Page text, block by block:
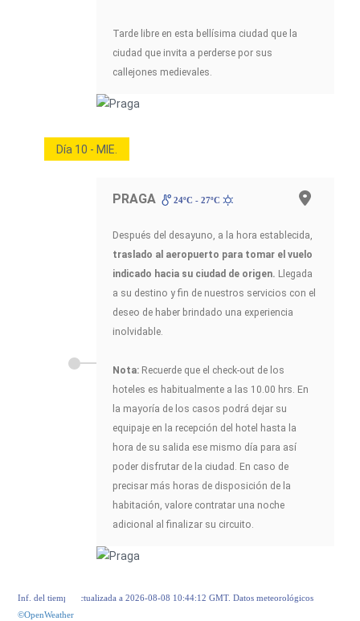
Tarde libre en esta bellísima ciudad que la
ciudad que invita a perderse por sus
callejones medievales.
Día 10 - MIE.
PRAGA 24ºC - 27ºC
Después del desayuno, a la hora establecida,
traslado al aeropuerto para tomar el vuelo
indicado hacia su ciudad de origen. Llegada
a su destino y fin de nuestros servicios con el
deseo de haber brindado una experiencia
inolvidable.
Nota: Recuerde que el check-out de los
hoteles es habitualmente a las 10.00 hrs. En
la mayoría de los casos podrá dejar su
equipaje en la recepción del hotel hasta la
hora de su salida ese mismo día para así
poder disfrutar de la ciudad. En caso de
precisar más horas de disposición de la
habitación, valore contratar una noche
adicional al finalizar su circuito.
Inf. del tiempo actualizada a 2026-08-08 10:44:12 GMT. Datos meteorológicos
©OpenWeather